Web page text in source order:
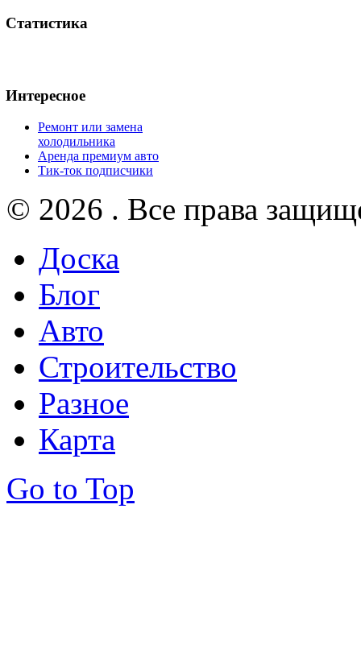
Статистика
Интересное
Ремонт или замена
холодильника
Аренда премиум авто
Тик-ток подписчики
© 2026 . Все права
Доска
Блог
Авто
Строительство
Разное
Карта
Go to Top